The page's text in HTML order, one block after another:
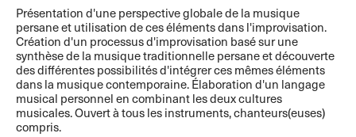
Présentation d'une perspective globale de la musique
persane et utilisation de ces éléments dans l'improvisation.
Création d'un processus d'improvisation basé sur une
synthèse de la musique traditionnelle persane et découverte
des différentes possibilités d'intégrer ces mêmes éléments
dans la musique contemporaine. Élaboration d'un langage
musical personnel en combinant les deux cultures
musicales. Ouvert à tous les instruments, chanteurs(euses)
compris.